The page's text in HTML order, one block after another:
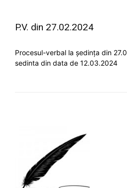
P.V. din 27.02.2024
Procesul-verbal la ședința din
sedinta din data de 12.03.2024